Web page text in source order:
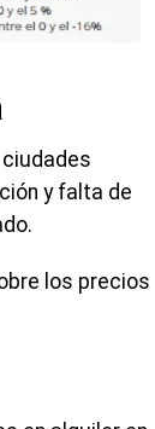
y falta de
los precios